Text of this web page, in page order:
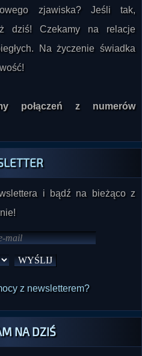
dziś! Czekamy na relacje
Na życzenie świadka
i bądź na bieżąco z
z newsletterem?
NA DZIŚ
Fikcji